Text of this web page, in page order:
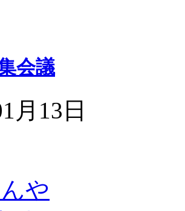
会議
月13日